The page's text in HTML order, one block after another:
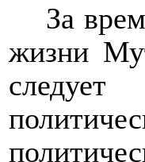
За
жизни